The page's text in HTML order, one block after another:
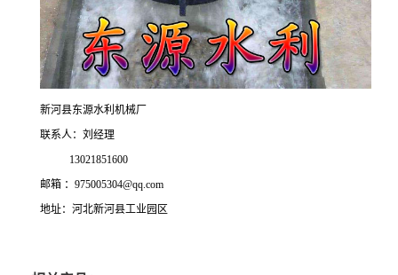
新河县东源水利机械厂
联系人：刘经理
13021851600
邮箱 ：975005304@qq.com
地址：河北新河县工业园区